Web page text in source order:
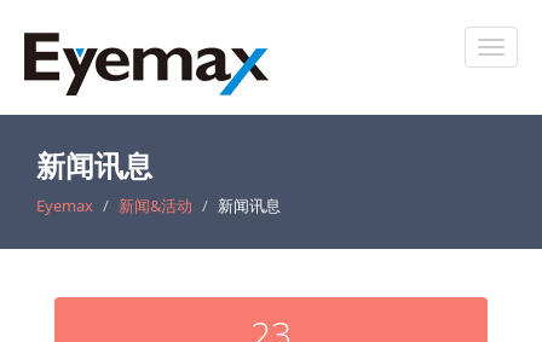
新闻讯息
Eyemax 新闻&活动 新闻讯息